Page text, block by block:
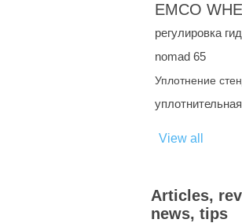
EMCO
регулировка
nomad 65
Уплотнение
View all
Articles,
news, tips